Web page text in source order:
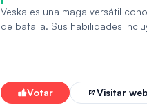
herramienta invaluable para
Veska es una maga versátil
de batalla. Sus habilidades
movimiento del enemigo y
convierten a Veska en un
Votar Visitar web